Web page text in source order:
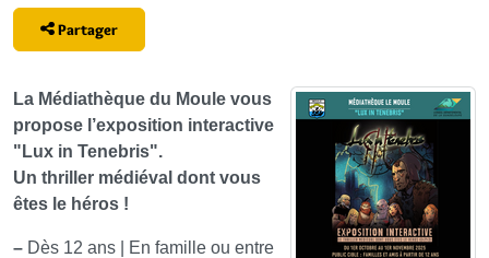
Partager
La Médiathèque du Moule vous
propose l’exposition interactive
"Lux in Tenebris".
Un thriller médiéval dont vous
êtes le héros !
– Dès 12 ans | En famille ou entre